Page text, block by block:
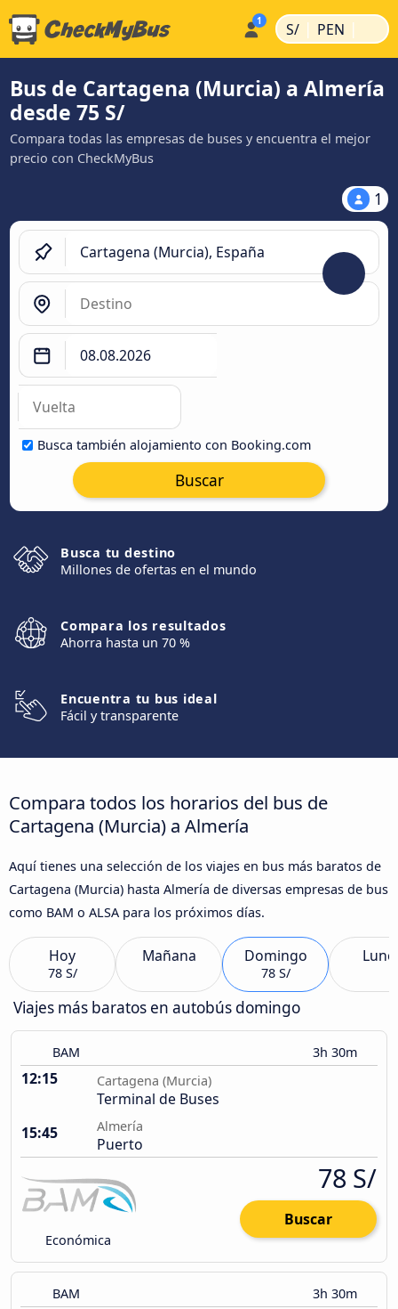
S/ | PEN |
Bus de Cartagena (Murcia) a Almería
desde 75 S/
Compara todas las empresas de buses y encuentra el mejor
precio con CheckMyBus
1
Busca también alojamiento con Booking.com
Buscar
Busca tu destino
Millones de ofertas en el mundo
Compara los resultados
Ahorra hasta un 70 %
Encuentra tu bus ideal
Fácil y transparente
Compara todos los horarios del bus de
Cartagena (Murcia) a Almería
Aquí tienes una selección de los viajes en bus más baratos de
Cartagena (Murcia) hasta Almería de diversas empresas de bus
como BAM o ALSA para los próximos días.
Hoy
78 S/
Mañana Domingo
78 S/
Viajes más baratos en autobús domingo
BAM 3h 30m
12:15 Cartagena (Murcia)
Terminal de Buses
15:45
Almería
Puerto
Económica
78 S/
Buscar
BAM 3h 30m